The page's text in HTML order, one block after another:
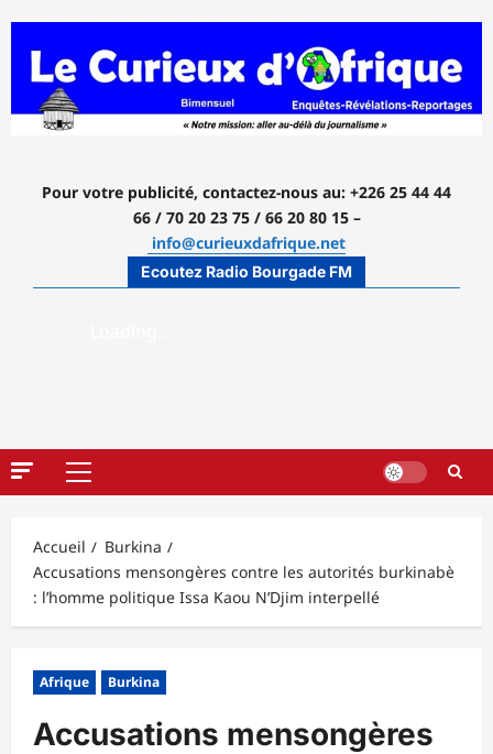
contenu
Pour votre publicité, contactez-nous au: +226 25 44 44
66 / 70 20 23 75 / 66 20 80 15 –
info@curieuxdafrique.net
Ecoutez Radio Bourgade FM
Menu
Accueil
Burkina
Accusations mensongères contre les autorités burkinabè
: l’homme politique Issa Kaou N’Djim interpellé
Afrique Burkina
Accusations mensongères